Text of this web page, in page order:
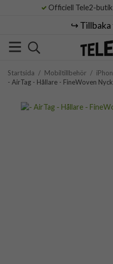
Officiell Tele2-
↪️ Tillbaka
Startsida / Mobiltillbehör /
- AirTag - Hållare - FineWoven